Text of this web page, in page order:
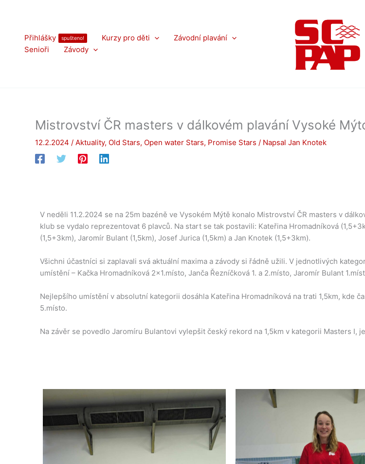
Přihlášky
spušteno! Kurzy pro děti
Závodní plavání
Senioři
Závody
Mistrovství ČR masters v dálkovém plavání Vysoké
12.2.2024 / Aktuality, Old Stars, Open water Stars, Promise Stars / Napsal Jan Knotek
V neděli 11.2.2024 se na 25m bazéně ve Vysokém Mýtě konalo Mistrovství ČR masters v
klub se vydalo reprezentovat 6 plavců. Na start se tak postavili: Kateřina Hromadníková
(1,5+3km), Jaromír Bulant (1,5km), Josef Jurica (1,5km) a Jan Knotek (1,5+3km).
Všichni účastníci si zaplavali svá aktuální maxima a závody si řádně užili. V jednotlivých
umístění – Kačka Hromadníková 2×1.místo, Janča Řezníčková 1. a 2.místo, Jaromír Bulant
Nejlepšího umístění v absolutní kategorii dosáhla Kateřina Hromadníková na trati 1,5km, kde
5.místo.
Na závěr se povedlo Jaromíru Bulantovi vylepšit český rekord na 1,5km v kategorii Masters I,